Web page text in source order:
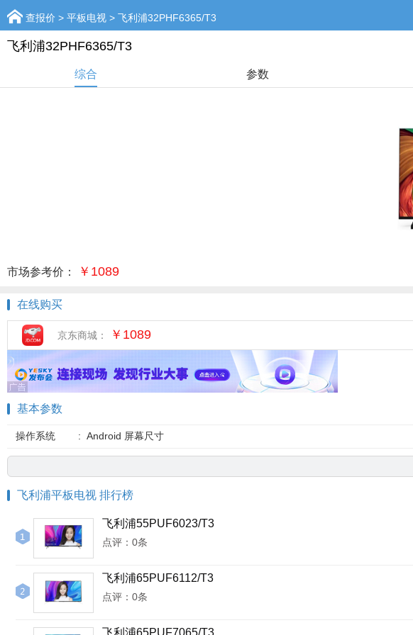
查报价 > 平板电视 > 飞利浦32PHF6365/T3
飞利浦32PHF6365/T3
综合 参数
市场参考价： ￥1089
在线购买
京东商城： ￥1089
基本参数
操作系统 : Android 屏幕尺寸
飞利浦平板电视 排行榜
飞利浦55PUF6023/T3
点评：0条
飞利浦65PUF6112/T3
点评：0条
飞利浦65PUF7065/T3